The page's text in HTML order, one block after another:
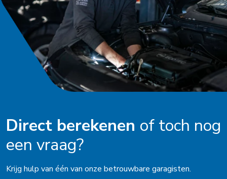
Ophemert
Peize
Purmerend
Schoorl
Soest
Stadskanaal
Direct berekenen of toch nog
een vraag?
Krijg hulp van één van onze betrouwbare garagisten.